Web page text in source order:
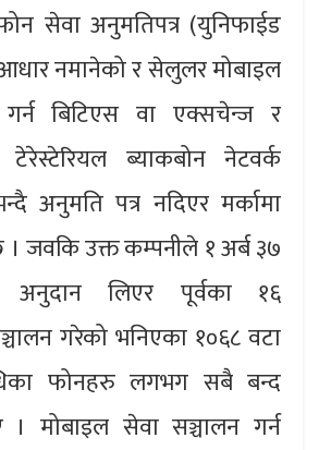
सेवा अनुमतिपत्र (युनिफाईड
नमानेको र सेलुलर मोबाइल
बिटिएस वा एक्सचेन्ज र
टेरेस्टेरियल ब्याकबोन नेटवर्क
अनुमति पत्र नदिएर मर्कामा
जवकि उक्त कम्पनीले १ अर्ब ३७
लिएर पूर्वका १६
गरेको भनिएका १०६८ वटा
फोनहरु लगभग सबै बन्द
मोबाइल सेवा सञ्चालन गर्न